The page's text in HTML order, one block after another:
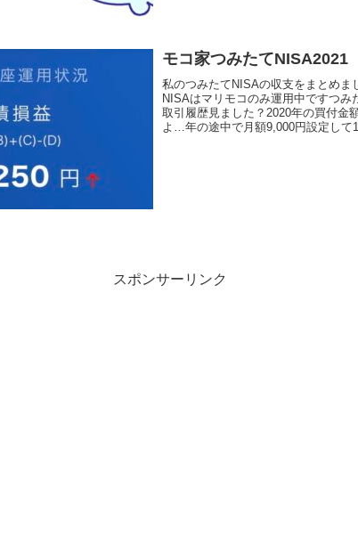
モコ家つみたてNISA2021
私のつみたてNISAの収支をまとめま
NISAはマリモコのみ運用中ですつみ
取引履歴見ました？2020年の買付金
よ…年の途中で月額9,000円設定して
スポンサーリンク